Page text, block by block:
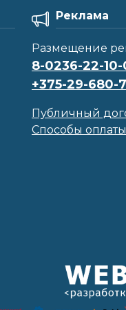
Реклама
Размещение
8-0236-22-
+375-29-680-
Публичный
Способы оплаты